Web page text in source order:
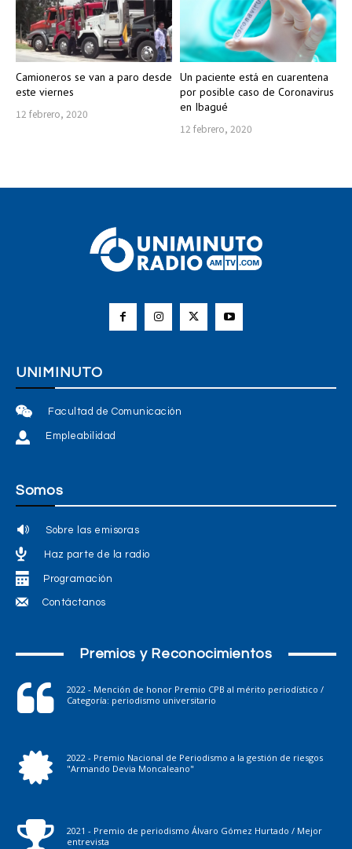
Camioneros se van a paro desde
este viernes
12 febrero, 2020
Un paciente está en cuarentena
por posible caso de Coronavirus
en Ibagué
12 febrero, 2020
UNIMINUTO
Facultad de Comunicación
Empleabilidad
Somos
Sobre las emisoras
Haz parte de la radio
Programación
Contáctanos
Premios y Reconocimientos
2022 - Mención de honor Premio CPB al mérito periodístico /
Categoría: periodismo universitario
2022 - Premio Nacional de Periodismo a la gestión de riesgos
"Armando Devia Moncaleano"
2021 - Premio de periodismo Álvaro Gómez Hurtado / Mejor
entrevista